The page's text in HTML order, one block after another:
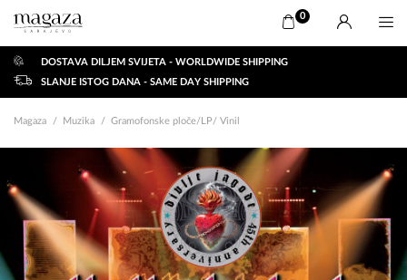
0
DOSTAVA DILJEM SVIJETA - WORLDWIDE SHIPPING
SLANJE ISTOG DANA - SAME DAY SHIPPING
Magaza Muzika Gramofonske ploče/LP/ Vinil